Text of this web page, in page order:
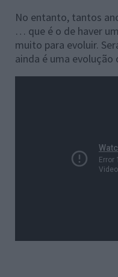
No entanto, tantos
… que é o de haver
muito para evoluir.
ainda é uma